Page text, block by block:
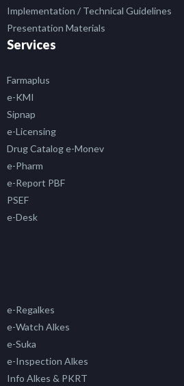
Implementation / Technical Guidelines
Presentation Materials
Services
Farmaplus
e-KMI
Sipnap
e-Licensing
Drug Catalog e-Monev
e-Pharm
e-Report PBF
PSEF
e-Desk
e-Regalkes
e-Watch Alkes
e-Suka
e-Inspection Alkes
Info Alkes & PKRT